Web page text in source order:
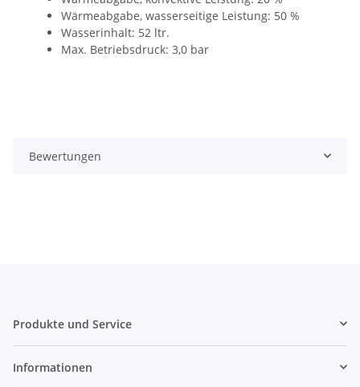
Wärmeabgabe, wasserseitige Leistung: 50 %
Wasserinhalt: 52 ltr.
Max. Betriebsdruck: 3,0 bar
Bewertungen
Produkte und Service
Informationen